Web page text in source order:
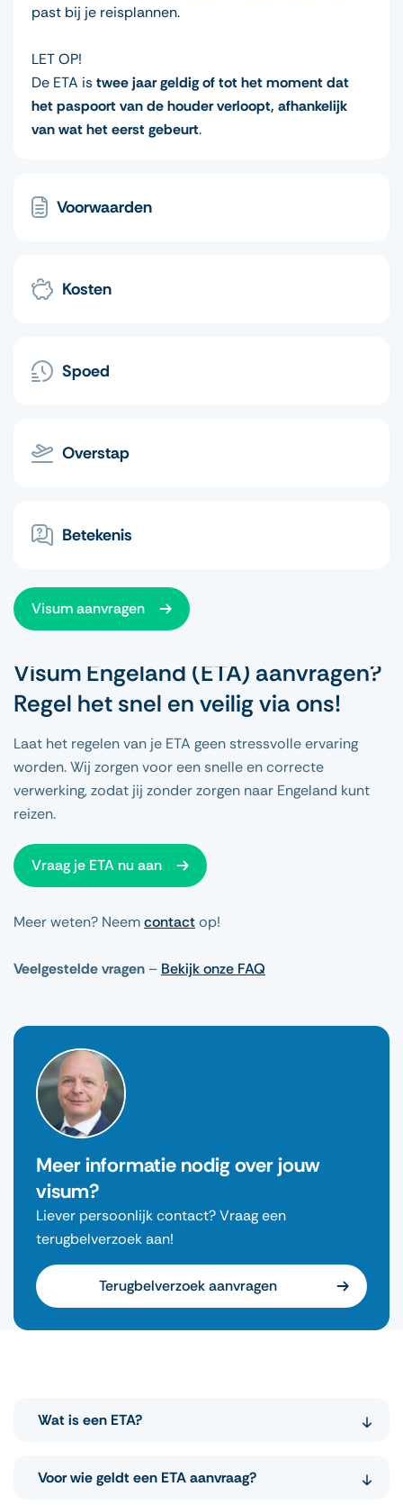
past bij je reisplannen.
LET OP!
De ETA istwee jaar geldig of tot het moment dat
het paspoort van de houder verloopt, afhankelijk
van wat het eerst gebeurt.
Voorwaarden
Kosten
Spoed
Overstap
Betekenis
Visum aanvragen
Visum Engeland (ETA) aanvragen?
Regel het snel en veilig via ons!
Laat het regelen van je ETA geen stressvolle ervaring
worden. Wij zorgen voor een snelle en correcte
verwerking, zodat jij zonder zorgen naar Engeland kunt
reizen.
Vraag je ETA nu aan
Meer weten? Neemcontactop!
Veelgestelde vragen – Bekijk onze FAQ
Meer informatie nodig over jouw
visum?
Liever persoonlijk contact? Vraag een
terugbelverzoek aan!
Terugbelverzoek aanvragen
Wat is een ETA?
De (UK ETA) van het Verenigd Koninkrijk is een
Voor wie geldt een ETA aanvraag?